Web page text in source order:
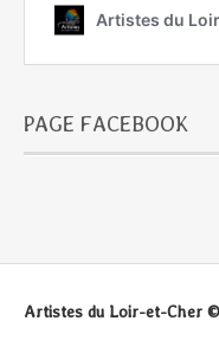
PAGE FACEBOOK
Artistes du Loir-et-Cher